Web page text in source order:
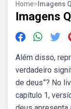
Home> Imagens
Imagens
Além disso,
verdadeiro
de deus”? No
capítulo 1,